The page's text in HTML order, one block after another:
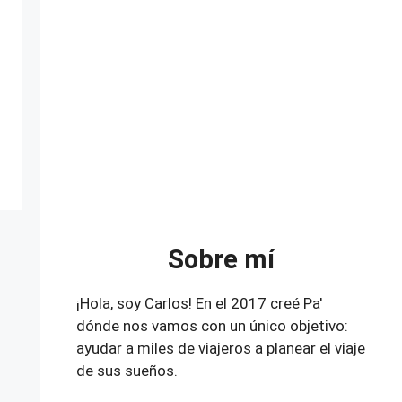
Sobre mí
¡Hola, soy Carlos! En el 2017 creé Pa'
dónde nos vamos con un único objetivo:
ayudar a miles de viajeros a planear el viaje
de sus sueños.